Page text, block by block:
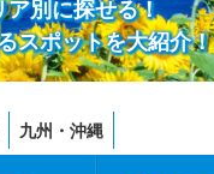
ア別に探せる！
スポットを大紹介！
九州・沖縄